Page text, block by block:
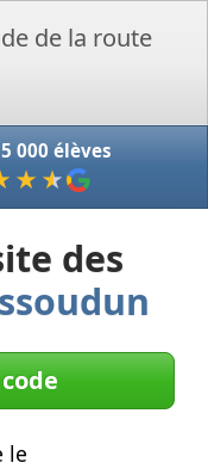
000 élèves
★
des
le